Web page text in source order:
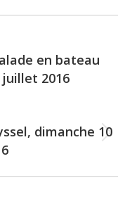
en bateau
2016
dimanche 10